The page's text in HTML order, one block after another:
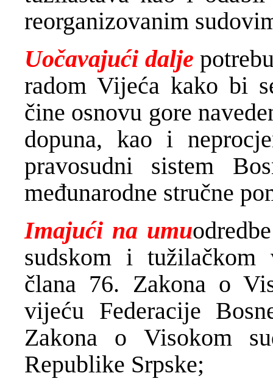
reorganizovanim
Uočavajući dalje
radom Vijeća kako bi
čine osnovu gore
dopuna, kao i
pravosudni sistem
međunarodne stručne
Imajući na umu
sudskom i tužilačkom
člana 76. Zakona o
vijeću Federacije
Zakona o Visokom
Republike Srpske;